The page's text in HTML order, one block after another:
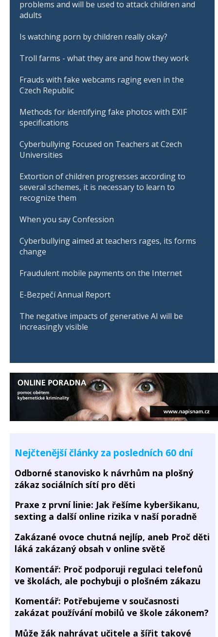
problems and will be used to attack children and
adults
Is watching porn by children really okay?
Troll farms - what they are and how they work
Frauds with fake webcams raging even in the
Czech Republic
Methods for identifying fake photos with EXIF
specifications
Cyberbullying Focused on Teachers at Czech
Universities
Extortion of children progresses according to
several schemes, it is necessary to learn to
recognize them
When you say Confession
Cyberbullying aimed at teachers rages, its forms
change
Fraudulent mobile payments on the Internet
E-Bezpečí Annual Report
The negative impacts of generative AI will be
increasingly visible
Nejčtenější články za posledních 60 dní
Odborné stanovisko k návrhům na plošný
zákaz sociálních sítí pro děti
Praxe z první linie: Jak řešíme kyberšikanu,
sexting a další online rizika v naší poradně
Zakázané ovoce chutná nejlíp, aneb Proč děti
láká zakázaný obsah v online světě
Komentář: Proč podporuji regulaci telefonů
ve školách, ale pochybuji o plošném zákazu
Komentář: Potřebujeme v současnosti
zakázat používání mobilů ve škole zákonem?
Může žák nahrávat učitele a šířit takové